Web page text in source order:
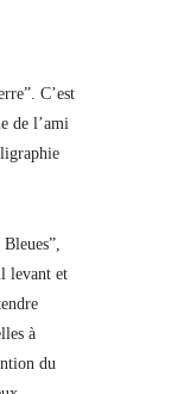
C’est
de l’ami
levant et
à
du